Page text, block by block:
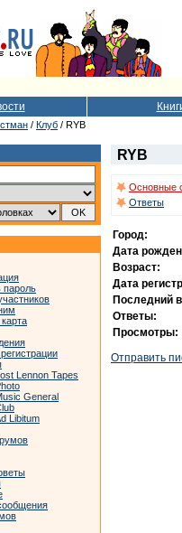
/ Клуб / RYB
пароль
Lennon Tapes
General
Libitum
RYB
Основные
Ответы
Город:
Дата
Возраст:
Дата
Последний
Ответы:
Просмотры:
Отправить